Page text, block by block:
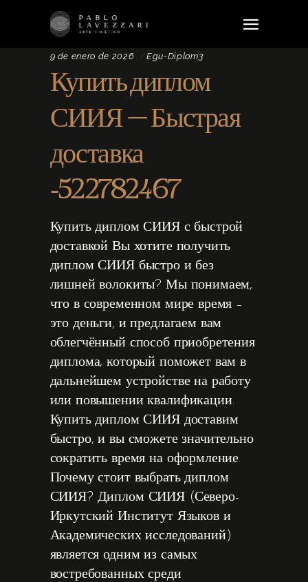
9 de enero de 2026 Egu-Diplom3
Купить диплом
СИИЯ – Быстрая
доставка
-522782467
Купить диплом СИИЯ с быстрой
доставкой Вы хотите получить
диплом СИИЯ быстро и без
лишней волокиты? Мы понимаем,
что в современном мире время –
это деньги, и предлагаем вам
облегчённый способ приобретения
диплома, который поможет вам в
дальнейшем устройстве на работу
или повышении квалификации.
Купить диплом СИИЯ доставим
быстро, и вы сможете значительно
сократить время на оформление.
Почему стоит выбрать диплом
СИИЯ? Диплом СИИЯ (Северо-
Иркутский Институт Языков и
Академических исследований)
является одним из самых
востребованных среди